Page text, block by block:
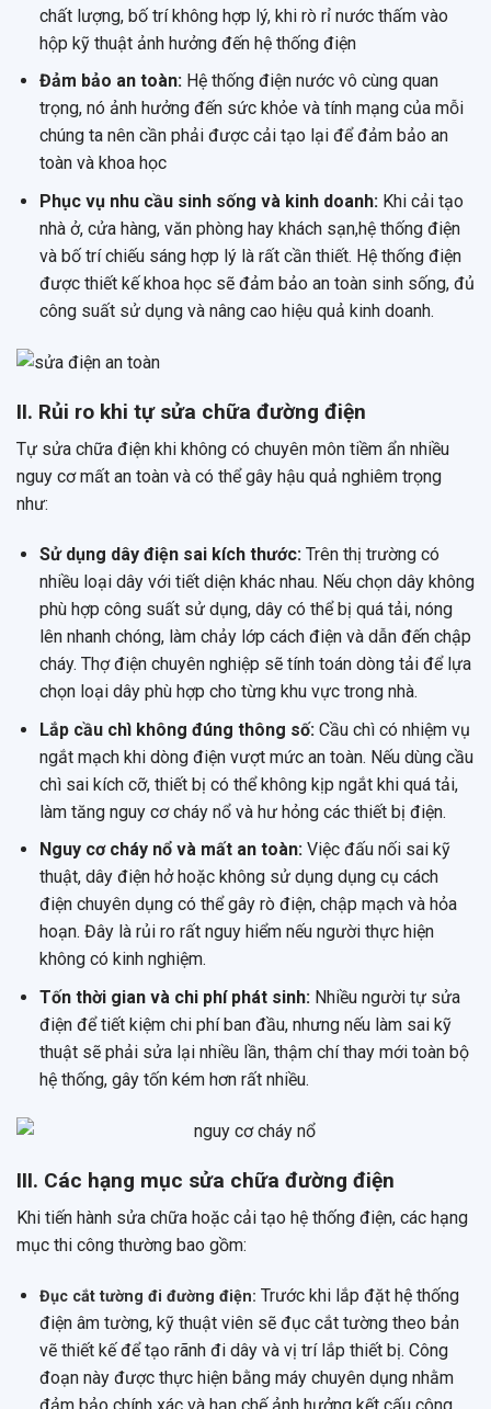
chất lượng, bố trí không hợp lý, khi rò rỉ nước thấm vào
hộp kỹ thuật ảnh hưởng đến hệ thống điện
Đảm bảo an toàn:Hệ thống điện nước vô cùng quan
trọng, nó ảnh hưởng đến sức khỏe và tính mạng của mỗi
chúng ta nên cần phải được cải tạo lại để đảm bảo an
toàn và khoa học
Phục vụ nhu cầu sinh sống và kinh doanh: Khi cải tạo
nhà ở, cửa hàng, văn phòng hay khách sạn,hệ thống điện
và bố trí chiếu sáng hợp lý là rất cần thiết. Hệ thống điện
được thiết kế khoa học sẽ đảm bảo an toàn sinh sống, đủ
công suất sử dụng và nâng cao hiệu quả kinh doanh.
II. Rủi ro khi tự sửa chữa đường điện
Tự sửa chữa điện khi không có chuyên môn tiềm ẩn nhiều
nguy cơ mất an toàn và có thể gây hậu quả nghiêm trọng
như:
Sử dụng dây điện sai kích thước:Trên thị trường có
nhiều loại dây với tiết diện khác nhau. Nếu chọn dây không
phù hợp công suất sử dụng, dây có thể bị quá tải, nóng
lên nhanh chóng, làm chảy lớp cách điện và dẫn đến chập
cháy. Thợ điện chuyên nghiệp sẽ tính toán dòng tải để lựa
chọn loại dây phù hợp cho từng khu vực trong nhà.
Lắp cầu chì không đúng thông số:Cầu chì có nhiệm vụ
ngắt mạch khi dòng điện vượt mức an toàn. Nếu dùng cầu
chì sai kích cỡ, thiết bị có thể không kịp ngắt khi quá tải,
làm tăng nguy cơ cháy nổ và hư hỏng các thiết bị điện.
Nguy cơ cháy nổ và mất an toàn:Việc đấu nối sai kỹ
thuật, dây điện hở hoặc không sử dụng dụng cụ cách
điện chuyên dụng có thể gây rò điện, chập mạch và hỏa
hoạn. Đây là rủi ro rất nguy hiểm nếu người thực hiện
không có kinh nghiệm.
Tốn thời gian và chi phí phát sinh:Nhiều người tự sửa
điện để tiết kiệm chi phí ban đầu, nhưng nếu làm sai kỹ
thuật sẽ phải sửa lại nhiều lần, thậm chí thay mới toàn bộ
hệ thống, gây tốn kém hơn rất nhiều.
III. Các hạng mục sửa chữa đường điện
Khi tiến hành sửa chữa hoặc cải tạo hệ thống điện, các hạng
mục thi công thường bao gồm:
Đục cắt tường đi đường điện: Trước khi lắp đặt hệ thống
điện âm tường, kỹ thuật viên sẽ đục cắt tường theo bản
vẽ thiết kế để tạo rãnh đi dây và vị trí lắp thiết bị. Công
đoạn này được thực hiện bằng máy chuyên dụng nhằm